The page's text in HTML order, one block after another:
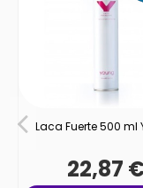
Laca Fuerte 500 ml
22,87